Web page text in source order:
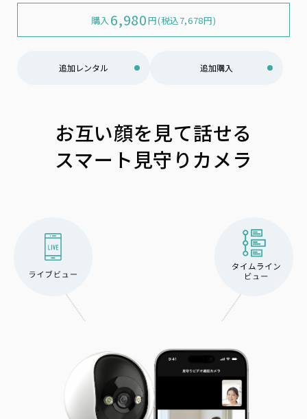
購入 6,980円(税込7,678円)
追加レンタル 追加購入
お互い顔を見て話せる
スマート見守りカメラ